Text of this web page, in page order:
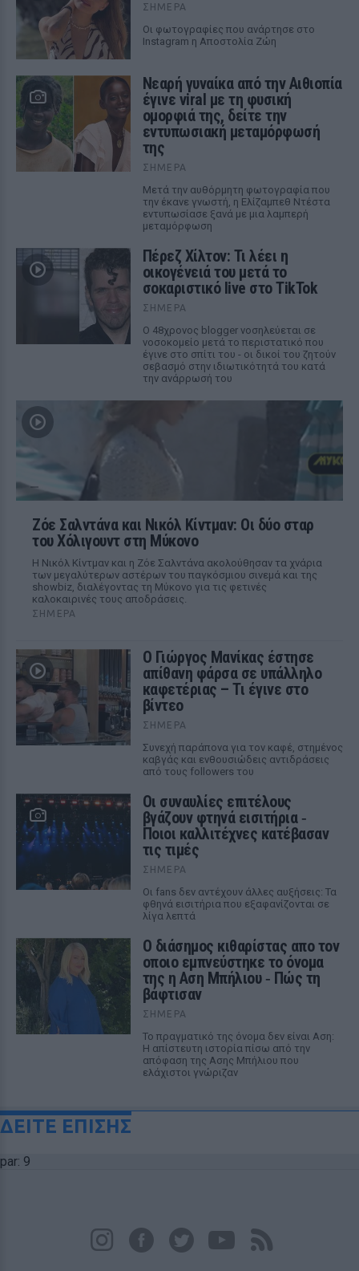
ΣΉΜΕΡΑ
Οι φωτογραφίες που ανάρτησε στο
Instagram η Αποστολία Ζώη
Νεαρή γυναίκα από την Αιθιοπία
έγινε viral με τη φυσική
ομορφιά της, δείτε την
εντυπωσιακή μεταμόρφωσή
της
ΣΉΜΕΡΑ
Μετά την αυθόρμητη φωτογραφία που
την έκανε γνωστή, η Ελίζαμπεθ Ντέστα
εντυπωσίασε ξανά με μια λαμπερή
μεταμόρφωση
Πέρεζ Χίλτον: Τι λέει η
οικογένειά του μετά το
σοκαριστικό live στο TikTok
ΣΉΜΕΡΑ
Ο 48χρονος blogger νοσηλεύεται σε
νοσοκομείο μετά το περιστατικό που
έγινε στο σπίτι του - οι δικοί του ζητούν
σεβασμό στην ιδιωτικότητά του κατά
την ανάρρωσή του
Ζόε Σαλντάνα και Νικόλ Κίντμαν: Οι δύο σταρ
του Χόλιγουντ στη Μύκονο
Η Νικόλ Κίντμαν και η Ζόε Σαλντάνα ακολούθησαν τα χνάρια
των μεγαλύτερων αστέρων του παγκόσμιου σινεμά και της
showbiz, διαλέγοντας τη Μύκονο για τις φετινές
καλοκαιρινές τους αποδράσεις.
ΣΉΜΕΡΑ
Ο Γιώργος Μανίκας έστησε
απίθανη φάρσα σε υπάλληλο
καφετέριας – Τι έγινε στο
βίντεο
ΣΉΜΕΡΑ
Συνεχή παράπονα για τον καφέ, στημένος
καβγάς και ενθουσιώδεις αντιδράσεις
από τους followers του
Οι συναυλίες επιτέλους
βγάζουν φτηνά εισιτήρια ‑
Ποιοι καλλιτέχνες κατέβασαν
τις τιμές
ΣΉΜΕΡΑ
Οι fans δεν αντέχουν άλλες αυξήσεις: Τα
φθηνά εισιτήρια που εξαφανίζονται σε
λίγα λεπτά
Ο διάσημος κιθαρίστας απο τον
οποιο εμπνεύστηκε το όνομα
της η Αση Μπήλιου ‑ Πώς τη
βάφτισαν
ΣΉΜΕΡΑ
Το πραγματικό της όνομα δεν είναι Αση:
Η απίστευτη ιστορία πίσω από την
απόφαση της Ασης Μπήλιου που
ελάχιστοι γνώριζαν
ΔΕΙΤΕ ΕΠΙΣΗΣ
par: 9